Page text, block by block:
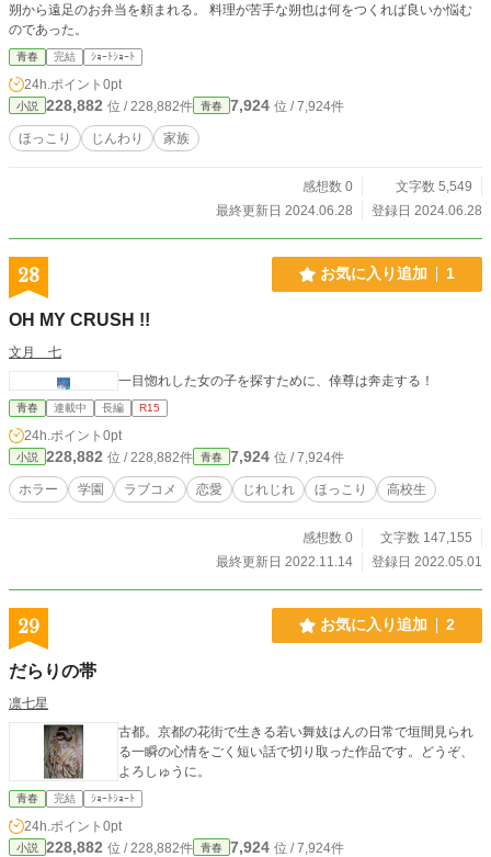
朔から遠足のお弁当を頼まれる。 料理が苦手な朔也は何をつくれば良いか悩む
のであった。
青春 完結 ｼｮｰﾄｼｮｰﾄ
24h.ポイント 0pt
小説 228,882 位 / 228,882件 青春 7,924 位 / 7,924件
ほっこり じんわり 家族
感想数 0
文字数 5,549
最終更新日 2024.06.28
登録日 2024.06.28
28 お気に入り追加 1
OH MY CRUSH !!
文月 七
一目惚れした女の子を探すために、倖尊は奔走する！
青春 連載中 長編 R15
24h.ポイント 0pt
小説 228,882 位 / 228,882件 青春 7,924 位 / 7,924件
ホラー 学園 ラブコメ 恋愛 じれじれ ほっこり 高校生
感想数 0
文字数 147,155
最終更新日 2022.11.14
登録日 2022.05.01
29 お気に入り追加 2
だらりの帯
凛七星
古都。京都の花街で生きる若い舞妓はんの日常で垣間見られ
る一瞬の心情をごく短い話で切り取った作品です。どうぞ、
よろしゅうに。
青春 完結 ｼｮｰﾄｼｮｰﾄ
24h.ポイント 0pt
小説 228,882 位 / 228,882件 青春 7,924 位 / 7,924件